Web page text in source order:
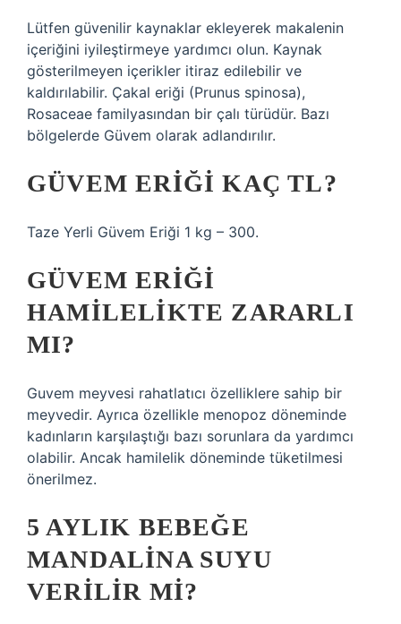
Lütfen güvenilir kaynaklar ekleyerek makalenin
içeriğini iyileştirmeye yardımcı olun. Kaynak
gösterilmeyen içerikler itiraz edilebilir ve
kaldırılabilir. Çakal eriği (Prunus spinosa),
Rosaceae familyasından bir çalı türüdür. Bazı
bölgelerde Güvem olarak adlandırılır.
GÜVEM ERIĞI KAÇ TL?
Taze Yerli Güvem Eriği 1 kg – 300.
GÜVEM ERIĞI
HAMILELIKTE ZARARLI
MI?
Guvem meyvesi rahatlatıcı özelliklere sahip bir
meyvedir. Ayrıca özellikle menopoz döneminde
kadınların karşılaştığı bazı sorunlara da yardımcı
olabilir. Ancak hamilelik döneminde tüketilmesi
önerilmez.
5 AYLIK BEBEĞE
MANDALINA SUYU
VERILIR MI?